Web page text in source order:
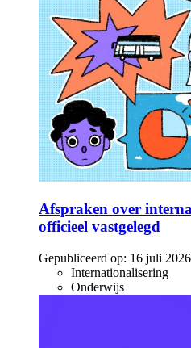
Afspraken over
officieel vastgelegd
Gepubliceerd op: 16 juli 2026
Internationalisering
Onderwijs